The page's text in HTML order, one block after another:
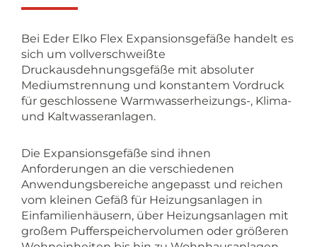
Bei Eder Elko Flex Expansionsgefäße handelt es
sich um vollverschweißte
Druckausdehnungsgefäße mit absoluter
Mediumstrennung und konstantem Vordruck
für geschlossene Warmwasserheizungs-, Klima-
und Kaltwasseranlagen.
Die Expansionsgefäße sind ihnen
Anforderungen an die verschiedenen
Anwendungsbereiche angepasst und reichen
vom kleinen Gefäß für Heizungsanlagen in
Einfamilienhäusern, über Heizungsanlagen mit
großem Pufferspeichervolumen oder größeren